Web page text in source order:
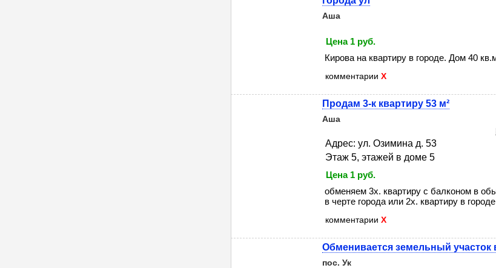
Аша
Цена 1 руб.
Кирова на квартиру в городе. Дом 40
комментарии X
Продам 3-к квартиру 53 м²
Аша
Адрес: ул. Озимина д. 53
Этаж 5, этажей в доме 5
Цена 1 руб.
обменяем 3х. квартиру с балконом в
в черте города или 2х. квартиру в
комментарии X
Обменивается земельный участок
пос. Ук